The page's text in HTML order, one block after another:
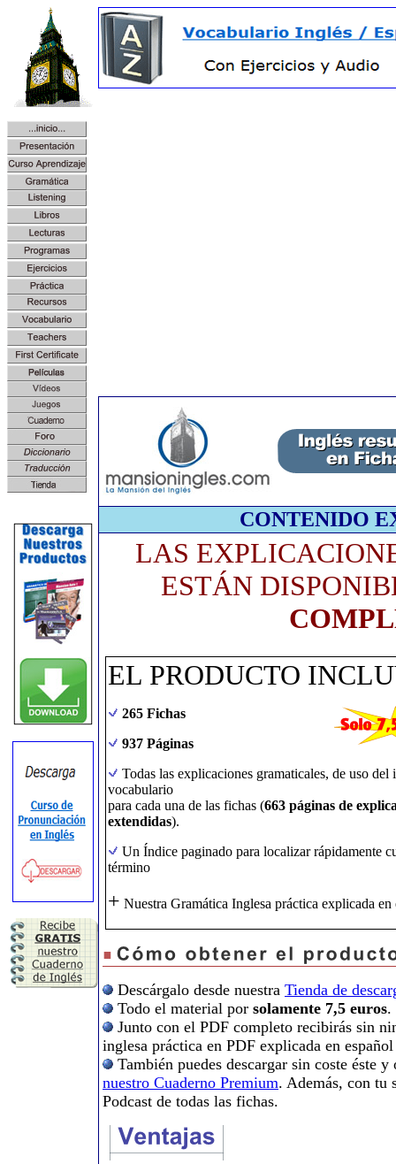
CONTENIDO
LAS
ESTÁN
EL PRODUCTO
265 Fichas
937 Páginas
Todas las explicaciones gramaticales, de uso del
vocabulario
para cada una de las fichas (663 páginas de
extendidas).
Un Índice paginado para localizar rápidamente
término
+ Nuestra Gramática Inglesa práctica explicada en
Descárgalo desde nuestra Tienda de
Todo el material por solamente 7,5 euros.
Junto con el PDF completo recibirás sin
inglesa práctica en PDF explicada en
También puedes descargar sin coste éste
nuestro Cuaderno Premium. Además, con tu
Podcast de todas las fichas.